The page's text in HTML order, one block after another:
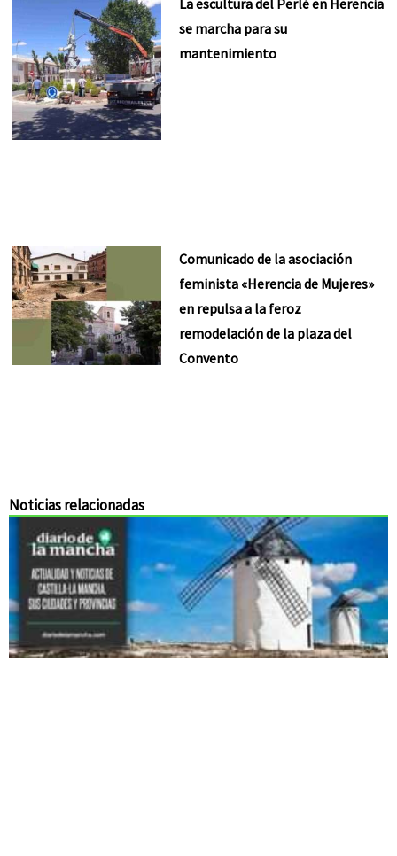
se marcha para su
mantenimiento
Comunicado de la asociación
feminista «Herencia de Mujeres»
en repulsa a la feroz
remodelación de la plaza del
Convento
Noticias relacionadas